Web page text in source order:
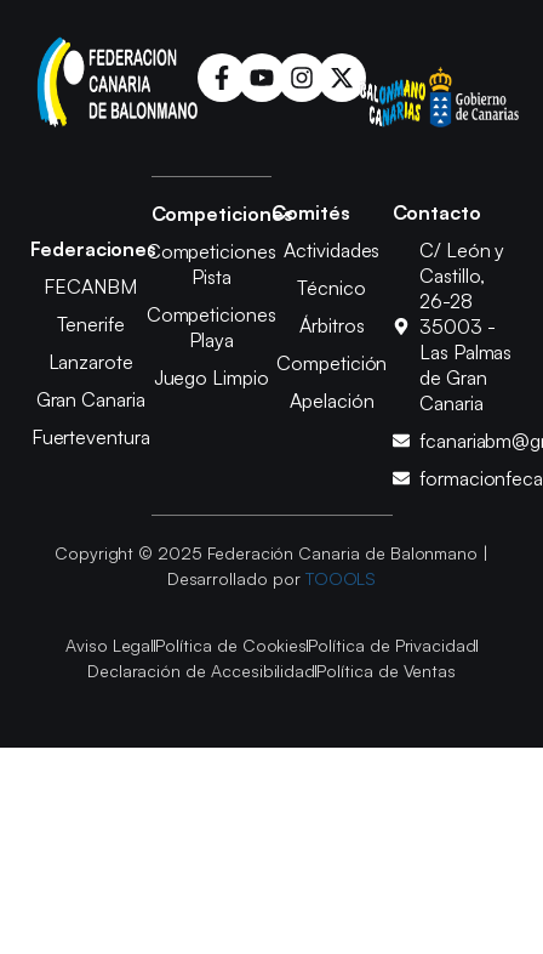
Federaciones
FECANBM
Tenerife
Lanzarote
Gran Canaria
Fuerteventura
Competiciones
Competiciones
Pista
Competiciones
Playa
Juego Limpio
Comités
Actividades
Técnico
Árbitros
Competición
Apelación
Contacto
C/ León y
Castillo,
26-28
35003 -
Las Palmas
de Gran
Canaria
Copyright © 2025 Federación Canaria de Balonmano |
Desarrollado por TOOOLS
Aviso LegalPolítica de CookiesPolítica de Privacidad
Declaración de AccesibilidadPolítica de Ventas